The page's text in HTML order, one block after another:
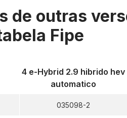
de outras
Fipe
4 e-Hybrid 2.9 hibrido hev
automatico
035098-2